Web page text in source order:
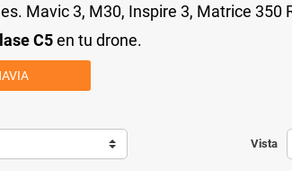
Mavic 3, M30, Inspire 3, Matrice 350
C5en tu drone.
Vista